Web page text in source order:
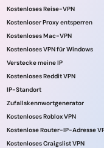
Kostenloses Reise-VPN
Kostenloser Proxy entsperren
Kostenloses Mac-VPN
Kostenloses VPN für Windows
Verstecke meine IP
Kostenloses Reddit VPN
IP-Standort
Zufallskennwortgenerator
Kostenloses Roblox VPN
Kostenlose Router-IP-Adresse
Kostenloses Craigslist VPN